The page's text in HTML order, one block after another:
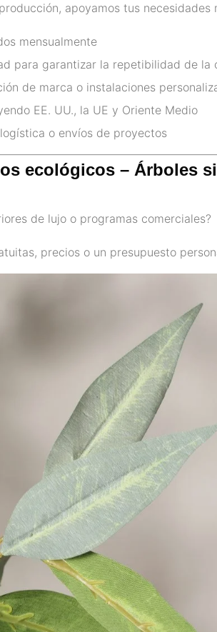
apoyamos tus
mensualmente
para garantizar la repetibilidad de la
de marca o instalaciones
EE. UU., la UE y Oriente Medio
o envíos de proyectos
ecológicos – Árboles
de lujo o programas comerciales?
precios o un presupuesto